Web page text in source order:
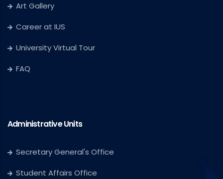
Art Gallery
Career at IUS
University Virtual Tour
FAQ
Administrative Units
Secretary General's Office
Student Affairs Office